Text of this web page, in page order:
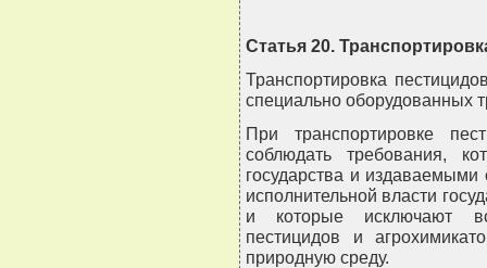
Статья 20.
Транспортировка
специально оборудованных
При транспортировке
соблюдать требования,
государства и
исполнительной власти
и которые исключают
пестицидов и
природную среду.